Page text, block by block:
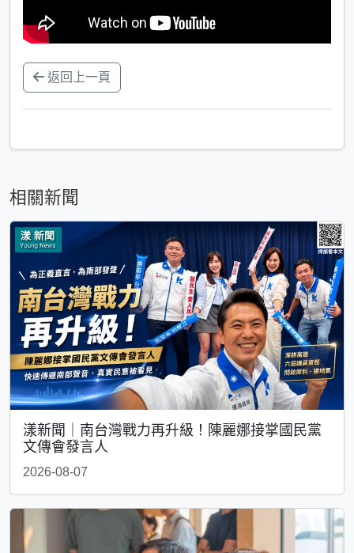
返回上一頁
相關新聞
漾新聞｜南台灣戰力再升級！陳麗娜接掌國民黨
文傳會發言人
2026-08-07